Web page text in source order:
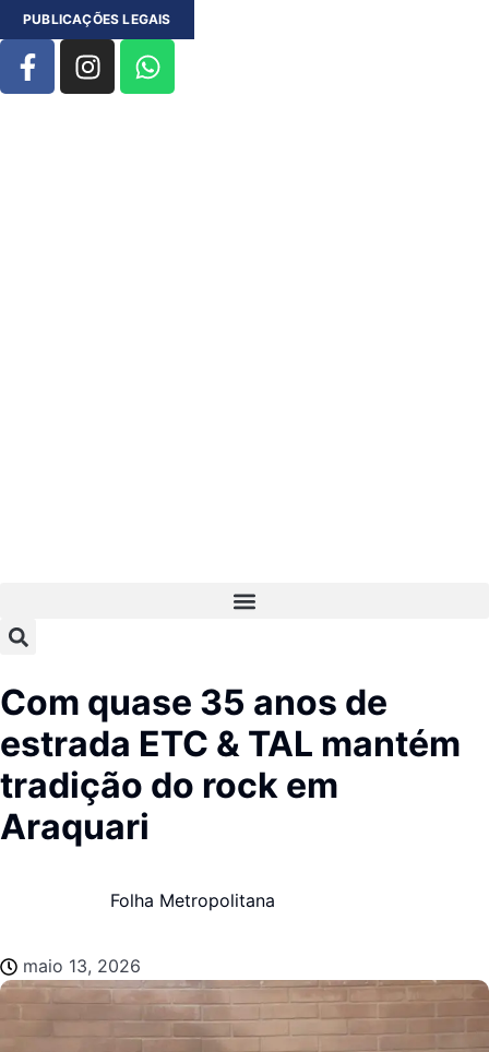
PUBLICAÇÕES LEGAIS
Com quase 35 anos de
estrada ETC & TAL mantém
tradição do rock em
Araquari
Folha Metropolitana
maio 13, 2026